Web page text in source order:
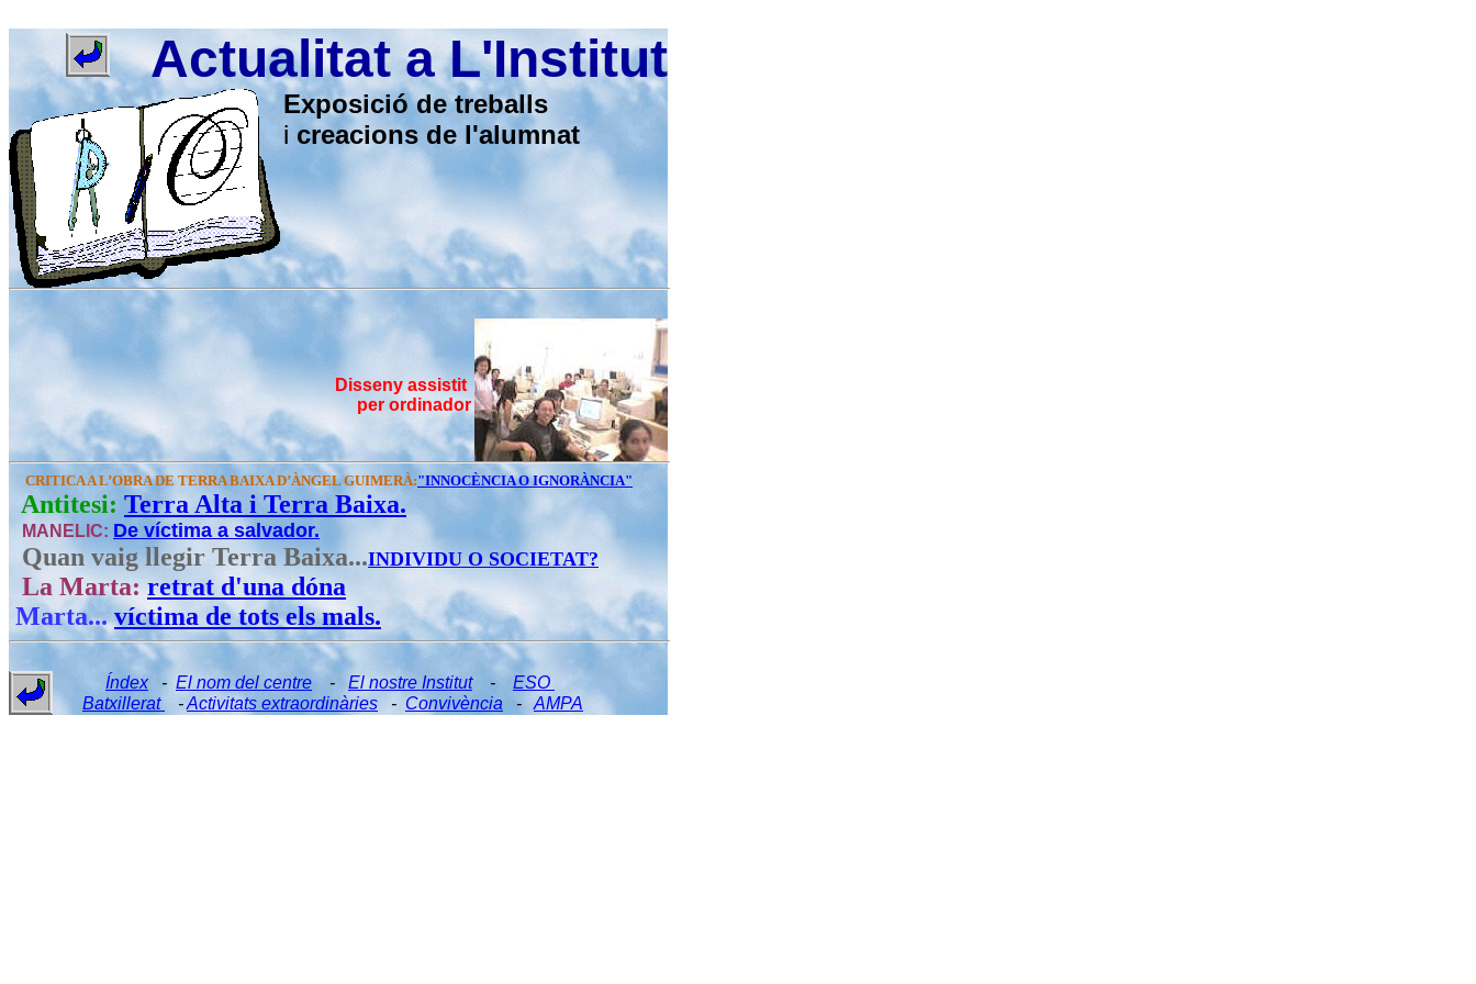
Actualitat a L'Institut
Exposició de treballs
i creacions de l'alumnat
Disseny assistit
per ordinador
CRITICA A L’OBRA DE TERRA BAIXA D’ÀNGEL GUIMERÀ:"INNOCÈNCIA O IGNORÀNCIA"
Antitesi: Terra Alta i Terra Baixa.
MANELIC: De víctima a salvador.
Quan vaig llegir Terra Baixa...INDIVIDU O SOCIETAT?
La Marta:retrat d'una dóna
Marta...víctima de tots els mals.
Índex- El nom del centre - El nostre Institut- ESO
Batxillerat
-Activitats extraordinàries - Convivència -AMPA